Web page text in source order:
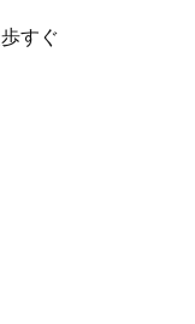
すぐ